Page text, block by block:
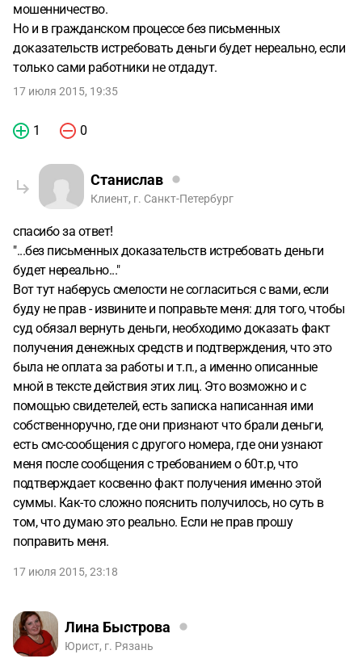
мошенничество.
Но и в гражданском процессе без письменных
доказательств истребовать деньги будет нереально, если
только сами работники не отдадут.
17 июля 2015, 19:35
1 0
Станислав
Клиент, г. Санкт-Петербург
спасибо за ответ!
"...без письменных доказательств истребовать деньги
будет нереально..."
Вот тут наберусь смелости не согласиться с вами, если
буду не прав - извините и поправьте меня: для того, чтобы
суд обязал вернуть деньги, необходимо доказать факт
получения денежных средств и подтверждения, что это
была не оплата за работы и т.п., а именно описанные
мной в тексте действия этих лиц. Это возможно и с
помощью свидетелей, есть записка написанная ими
собственноручно, где они признают что брали деньги,
есть смс-сообщения с другого номера, где они узнают
меня после сообщения с требованием о 60т.р, что
подтверждает косвенно факт получения именно этой
суммы. Как-то сложно пояснить получилось, но суть в
том, что думаю это реально. Если не прав прошу
поправить меня.
17 июля 2015, 23:18
Лина Быстрова
Юрист, г. Рязань